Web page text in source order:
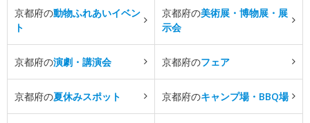
京都府の動物ふれあいイベン
ト
京都府の美術展・博物展・展
示会
京都府の演劇・講演会 京都府のフェア
京都府の夏休みスポット 京都府のキャンプ場・BBQ場